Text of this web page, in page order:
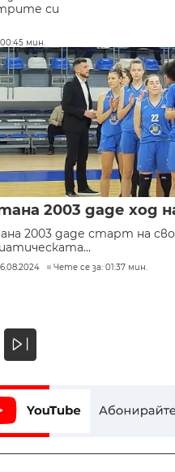
си
мин.
2003 даде ход
2003 даде старт на
Чете се за: 01:37 мин.
»